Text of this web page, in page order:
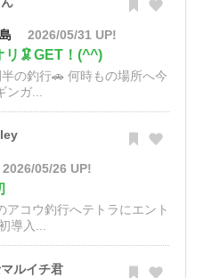
2026/05/31 UP!
リ🦑GET！(^^)
の釣行🚗 何時もの場所へ今
ンガ...
05/26 UP!
アコウ釣行へテトラにエント
導入...
ルイチ君